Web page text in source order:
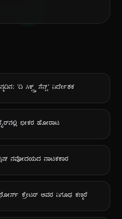
'ದಿ ಸಿಕ್ಸ್ತ್ ಸೆನ್ಸ್' ನಿರ್ದೇಶಕ
ಭೀಕರ ಹೋರಾಟ
ನವೋದಯದ ನಾಟಕಕಾರ
ಕ್ರೇಟರ್ ಅವರ ನಿಗೂಢ ಕಣ್ಮರೆ